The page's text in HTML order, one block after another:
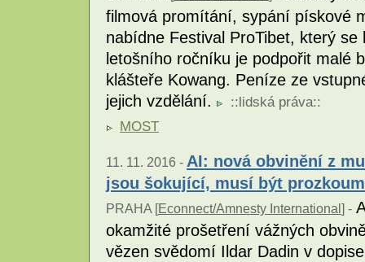
filmová promítání, sypání pískové
nabídne Festival ProTibet, který
letošního ročníku je podpořit malé
klášteře Kowang. Peníze ze
jejich vzdělání.
::lidská práva::
MOST
11. 11. 2016 - AI: nová obvinění z
jsou šokující, musí být
PRAHA [Econnect/Amnesty International ] -
okamžité prošetření vážných
vězen svědomí Ildar Dadin v